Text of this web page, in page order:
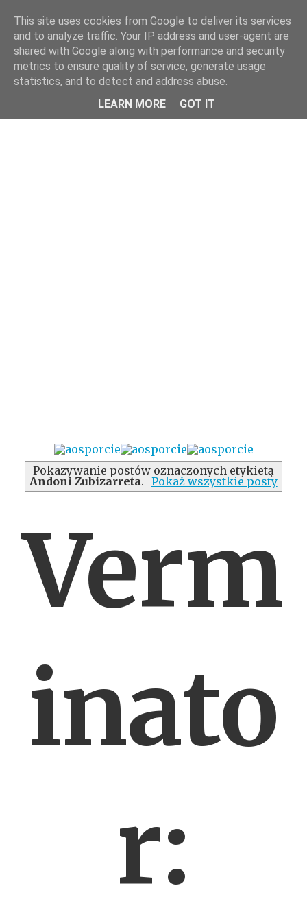
Menu
Pokazywanie postów oznaczonych etykietą
Andoni Zubizarreta. Pokaż wszystkie posty
Verm
inato
r:
This site uses cookies from Google to deliver its services
and to analyze traffic. Your IP address and user-agent are
shared with Google along with performance and security
metrics to ensure quality of service, generate usage
statistics, and to detect and address abuse.
LEARN MORE
GOT IT